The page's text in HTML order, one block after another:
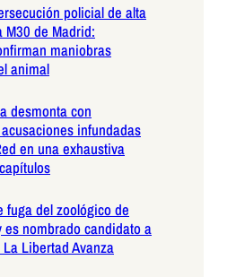
policial de alta
M30 de Madrid:
maniobras
animal
desmonta con
infundadas
en una exhaustiva
fuga del zoológico de
es nombrado candidato a
Libertad Avanza